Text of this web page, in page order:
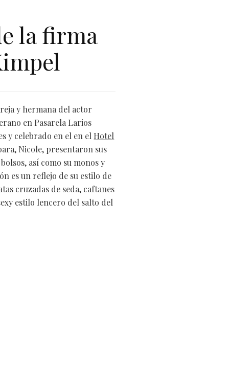
la firma
y hermana del actor
en Pasarela Larios
y celebrado en el en el Hotel
Nicole, presentaron sus
así como su monos y
es un reflejo de su estilo de
cruzadas de seda, caftanes
estilo lencero del salto del